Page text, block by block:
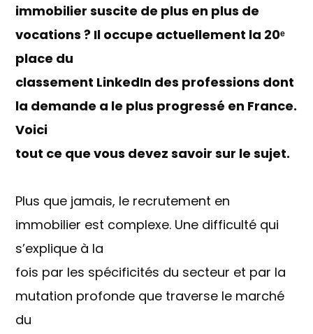
immobilier suscite de plus en plus de
vocations ? Il occupe actuellement la 20ᵉ
place du
classement LinkedIn des professions dont
la demande a le plus progressé en France.
Voici
tout ce que vous devez savoir sur le sujet.
Plus que jamais, le recrutement en
immobilier est complexe. Une difficulté qui
s’explique à la
fois par les spécificités du secteur et par la
mutation profonde que traverse le marché
du